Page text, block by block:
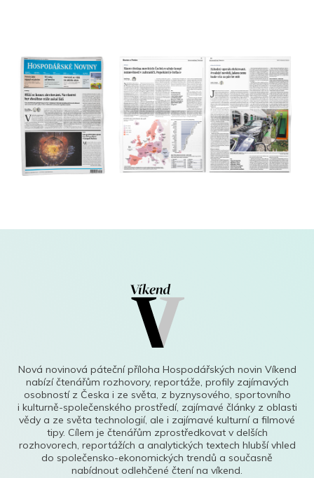
Nová novinová páteční příloha Hospodářských novin Víkend
nabízí čtenářům rozhovory, reportáže, profily zajímavých
osobností z Česka i ze světa, z byznysového, sportovního
i kulturně-společenského prostředí, zajímavé články z oblasti
vědy a ze světa technologií, ale i zajímavé kulturní a filmové
tipy. Cílem je čtenářům zprostředkovat v delších
rozhovorech, reportážích a analytických textech hlubší vhled
do společensko-ekonomických trendů a současně
nabídnout odlehčené čtení na víkend.